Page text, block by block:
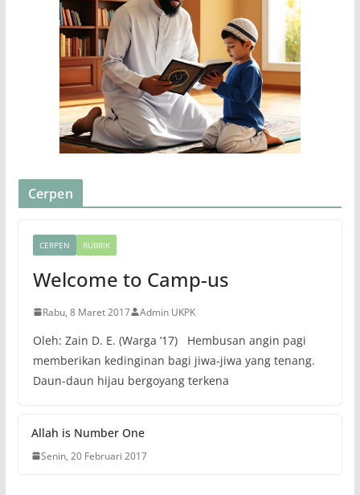
Cerpen
CERPEN RUBRIK
Welcome to Camp-us
Rabu, 8 Maret 2017 Admin UKPK
Oleh: Zain D. E. (Warga ’17) Hembusan angin pagi
memberikan kedinginan bagi jiwa-jiwa yang tenang.
Daun-daun hijau bergoyang terkena
Allah is Number One
Senin, 20 Februari 2017